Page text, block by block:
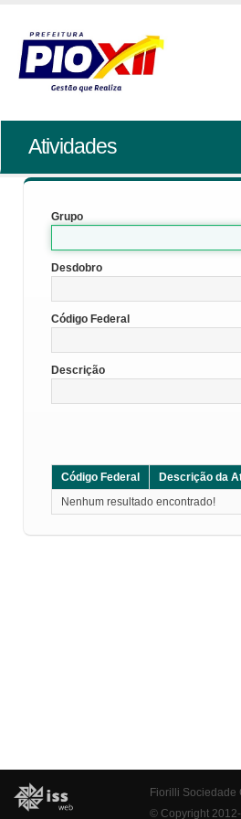
Atividades
Grupo
Desdobro
Código Federal
Descrição
Código Federal Descrição da
Nenhum resultado encontrado!
Fiorilli Sociedade
© Copyright